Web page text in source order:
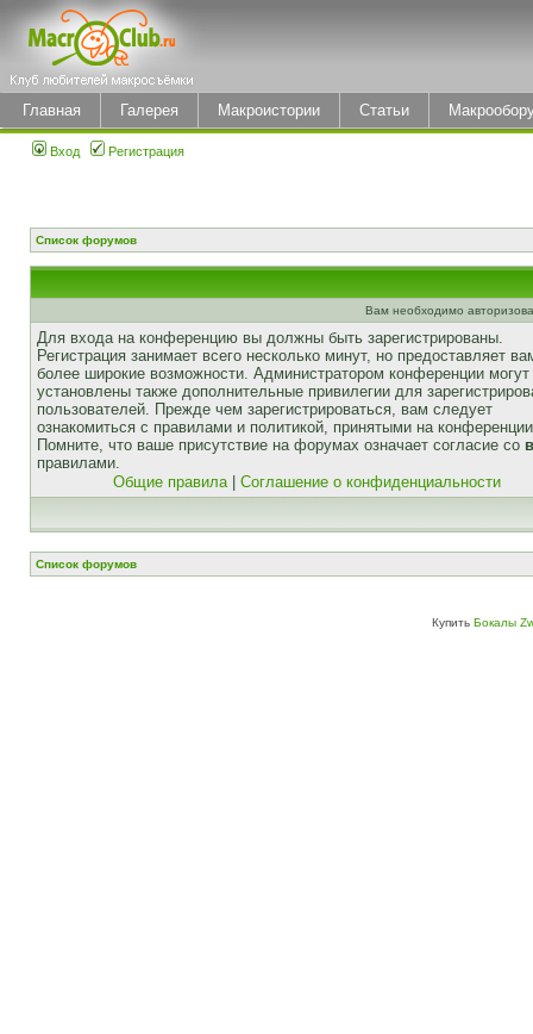
Главная Галерея Макроистории Статьи
Вход Регистрация
Список форумов
Вам необходимо
Для входа на конференцию вы должны быть зарегистрированы.
Регистрация занимает всего несколько минут, но предоставляет
более широкие возможности. Администратором конференции
установлены также дополнительные привилегии для
пользователей. Прежде чем зарегистрироваться, вам следует
ознакомиться с правилами и политикой, принятыми на
Помните, что ваше присутствие на форумах означает согласие со
правилами.
Общие правила| Соглашение о конфиденциальности
Список форумов
Купить Бокалы